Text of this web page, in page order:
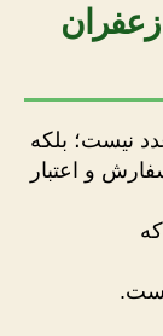
زعفران
نیست؛ بلکه
و اعتبار